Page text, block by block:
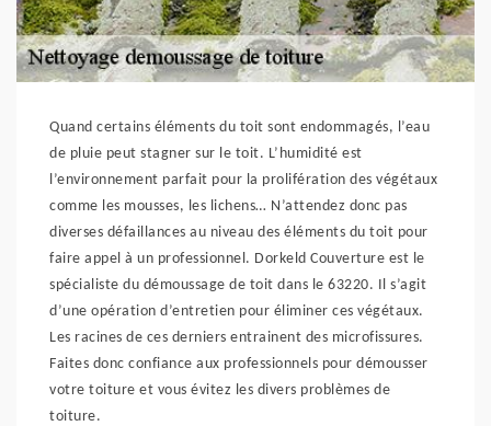
Quand certains éléments du toit sont endommagés, l’eau
de pluie peut stagner sur le toit. L’humidité est
l’environnement parfait pour la prolifération des végétaux
comme les mousses, les lichens… N’attendez donc pas
diverses défaillances au niveau des éléments du toit pour
faire appel à un professionnel. Dorkeld Couverture est le
spécialiste du démoussage de toit dans le 63220. Il s’agit
d’une opération d’entretien pour éliminer ces végétaux.
Les racines de ces derniers entrainent des microfissures.
Faites donc confiance aux professionnels pour démousser
votre toiture et vous évitez les divers problèmes de
toiture.